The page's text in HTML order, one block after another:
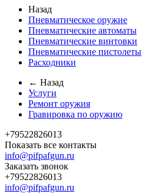
Назад
Пневматическое оружие
Пневматические автоматы
Пневматические винтовки
Пневматические пистолеты
Расходники
← Назад
Услуги
Ремонт оружия
Гравировка по оружию
+79522826013
Показать все контакты
info@pifpafgun.ru
Заказать звонок
+79522826013
info@pifpafgun.ru